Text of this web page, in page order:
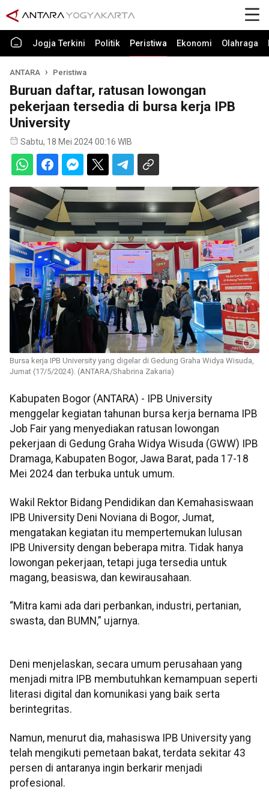
Jogja Terkini Politik Peristiwa Ekonomi Olahraga
ANTARA Peristiwa
Buruan daftar, ratusan lowongan
pekerjaan tersedia di bursa kerja IPB
University
Sabtu, 18 Mei 2024 00:16 WIB
Bursa kerja IPB University yang digelar di Gedung Graha Widya Wisuda,
Jumat (17/5/2024). (ANTARA/Shabrina Zakaria)
Kabupaten Bogor (ANTARA) - IPB University
menggelar kegiatan tahunan bursa kerja bernama IPB
Job Fair yang menyediakan ratusan lowongan
pekerjaan di Gedung Graha Widya Wisuda (GWW) IPB
Dramaga, Kabupaten Bogor, Jawa Barat, pada 17-18
Mei 2024 dan terbuka untuk umum.
Wakil Rektor Bidang Pendidikan dan Kemahasiswaan
IPB University Deni Noviana di Bogor, Jumat,
mengatakan kegiatan itu mempertemukan lulusan
IPB University dengan beberapa mitra. Tidak hanya
lowongan pekerjaan, tetapi juga tersedia untuk
magang, beasiswa, dan kewirausahaan.
“Mitra kami ada dari perbankan, industri, pertanian,
swasta, dan BUMN,” ujarnya.
Deni menjelaskan, secara umum perusahaan yang
menjadi mitra IPB membutuhkan kemampuan seperti
literasi digital dan komunikasi yang baik serta
berintegritas.
Namun, menurut dia, mahasiswa IPB University yang
telah mengikuti pemetaan bakat, terdata sekitar 43
persen di antaranya ingin berkarir menjadi
profesional.